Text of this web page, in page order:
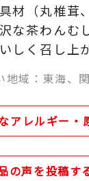
材（丸椎茸
な茶わんむ
しく召し上
地域：東海、
アレルギー・
の声を投稿す